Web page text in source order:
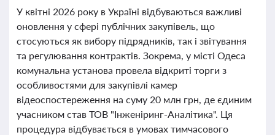
У квітні 2026 року в Україні відбуваються важливі
оновлення у сфері публічних закупівель, що
стосуються як вибору підрядників, так і звітування
та регулювання контрактів. Зокрема, у місті Одеса
комунальна установа провела відкриті торги з
особливостями для закупівлі камер
відеоспостереження на суму 20 млн грн, де єдиним
учасником став ТОВ "Інженіринг-Аналітика". Ця
процедура відбувається в умовах тимчасового